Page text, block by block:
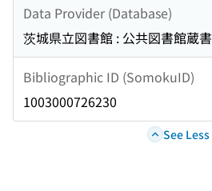
Data Provider (Database)
茨城県立図書館 : 公共図書館蔵書
Bibliographic ID (SomokuID)
1003000726230
See Less